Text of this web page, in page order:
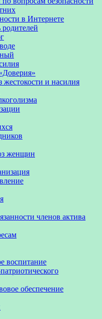
в Интернете
родителей
жестокости и насилия
женщин
членов актива
воспитание
обеспечение